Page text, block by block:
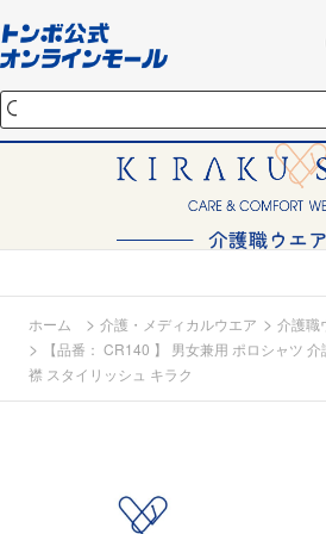
ホーム > 介護・メディカルウエア > 介護職
>
【品番： CR140 】 男女兼用 ポロシャツ
襟 スタイリッシュ キラク